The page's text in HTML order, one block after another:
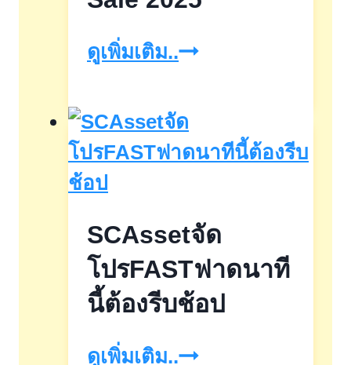
ดูเพิ่มเติม..Thaiwatsadu
BnB
home
2025
SCAssetจัด
โปรFASTฟาดนาที
นี้ต้องรีบช้อป
ดูเพิ่มเติม..SCAssetจัด